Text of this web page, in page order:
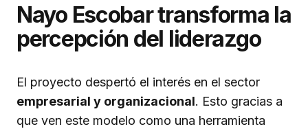
Nayo Escobar transforma la
percepción del liderazgo
El proyecto despertó el interés en el sector
empresarial y organizacional. Esto gracias a
que ven este modelo como una herramienta